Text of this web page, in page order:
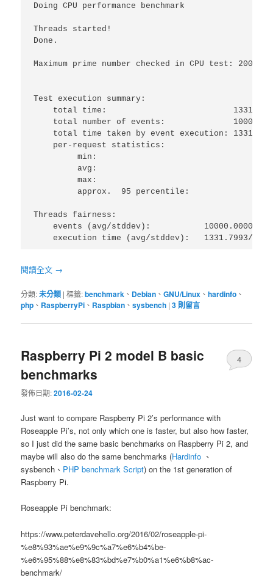
Doing CPU performance benchmark
Threads started!
Done.
Maximum prime number checked in CPU test: 20000
Test execution summary:
total time:
    total number of events:              10000
total time taken by event execution:
    per-request statistics:
min:
avg:
max:
approx.  95 percentile:
Threads fairness:
events (avg/stddev):           10000.0000/
    execution time (avg/stddev):   1331.7993/0.00
閱讀全文 →
分類:未分類 |標籤:benchmark 、 Debian 、GNU/Linux 、hardinfo 、
php 、 RaspberryPi 、 Raspbian 、sysbench |3則留言
Raspberry Pi 2 model B basic
benchmarks
發佈日期:2016-02-24
4
Just want to compare Raspberry Pi 2’s performance with
Roseapple Pi’s, not only which one is faster, but also how faster,
so I just did the same basic benchmarks on Raspberry Pi 2, and
maybe will also do the same benchmarks (Hardinfo 、
sysbench、 PHP benchmark Script) on the 1st generation of
Raspberry Pi.
Roseapple Pi benchmark:
https://www.peterdavehello.org/2016/02/roseapple-pi-
%e8%93%ae%e9%9c%a7%e6%b4%be-
%e6%95%88%e8%83%bd%e7%b0%a1%e6%b8%ac-
benchmark/